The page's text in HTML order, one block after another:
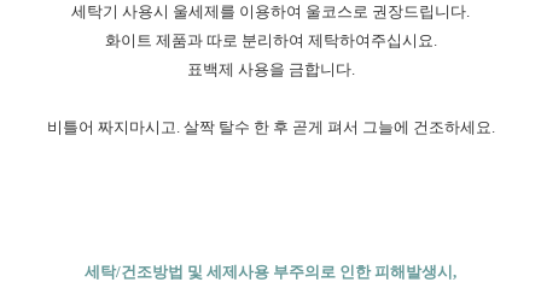
세탁기 사용시 울세제를 이용하여 울코스로 권장드립니다.
화이트 제품과 따로 분리하여 제탁하여주십시요.
표백제 사용을 금합니다.
비틀어 짜지마시고. 살짝 탈수 한 후 곧게 펴서 그늘에 건조하세요.
세탁/건조방법 및 세제사용 부주의로 인한 피해발생시,